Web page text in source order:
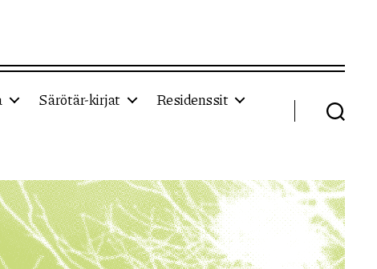
Särötär-kirjat
Residenssit
Haku